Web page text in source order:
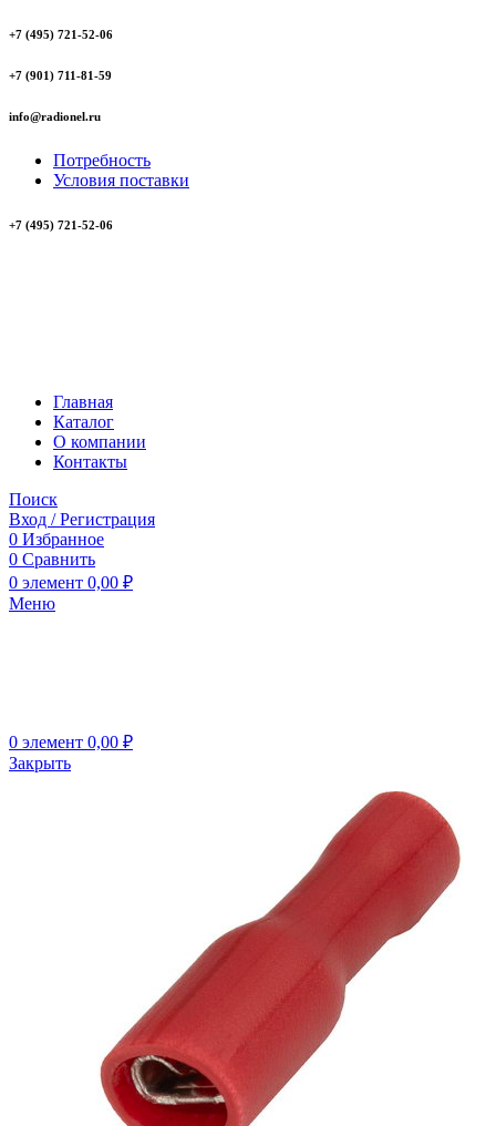
+7 (495) 721-52-06
+7 (901) 711-81-59
info@radionel.ru
Потребность
Условия поставки
+7 (495) 721-52-06
Главная
Каталог
О компании
Контакты
Поиск
Вход / Регистрация
0 Избранное
0 Сравнить
0 элемент 0,00 ₽
Меню
0 элемент 0,00 ₽
Закрыть